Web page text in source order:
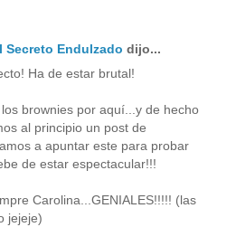
Secreto Endulzado dijo...
Ha de estar brutal!
brownies por aquí...y de hecho
al principio un post de
a apuntar este para probar
de estar espectacular!!!
Carolina...GENIALES!!!!! (las
jejeje)